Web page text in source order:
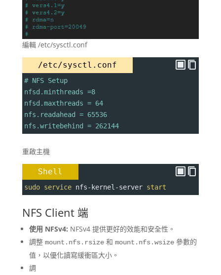
編輯 /etc/sysctl.conf
/etc/sysctl.conf
# NFS Setup
nfsd.minthreads =8
nfsd.maxthreads = 64
nfs.readahead = 65536
nfs.writebehind = 262144
重啟主機
Shell
sudo service nfs-kernel-server start
NFS Client 端
使用 NFSv4: NFSv4 提供更好的效能和安全性。
調整 mount.nfs.rsize和 mount.nfs.wsize參數的
值，以優化讀寫緩衝區大小。
調